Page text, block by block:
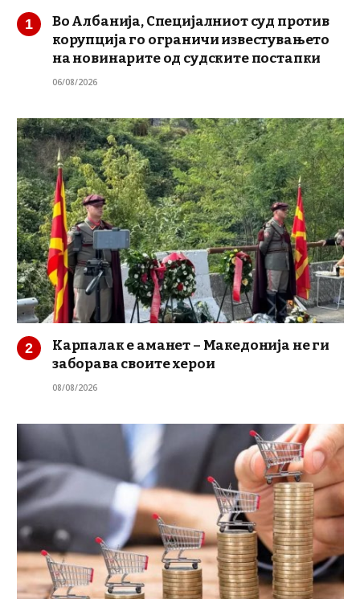
Во Албанија, Специјалниот суд против
корупција го ограничи известувањето
на новинарите од судските постапки
06/08/2026
Карпалак е аманет – Македонија не ги
заборава своите херои
08/08/2026